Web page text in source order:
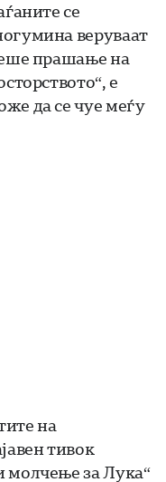
се
веруваат
прашање на
е
да се чуе меѓу
на
тивок
молчење за Лука“